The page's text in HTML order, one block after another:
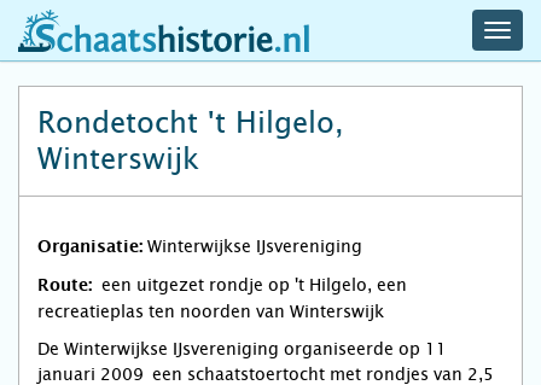
schaatshistorie.nl
Rondetocht 't Hilgelo,
Winterswijk
Organisatie: Winterwijkse IJsvereniging
Route: een uitgezet rondje op 't Hilgelo, een
recreatieplas ten noorden van Winterswijk
De Winterwijkse IJsvereniging organiseerde op 11
januari 2009 een schaatstoertocht met rondjes van 2,5